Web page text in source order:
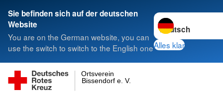
Sie befinden sich auf der deutschen
Website
You are on the German website, you can
use the switch to switch to the English one
Sprache wechseln
Alles klar
Bissendorf e. V.
Ortsverein